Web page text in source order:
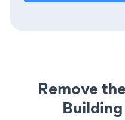
Remove